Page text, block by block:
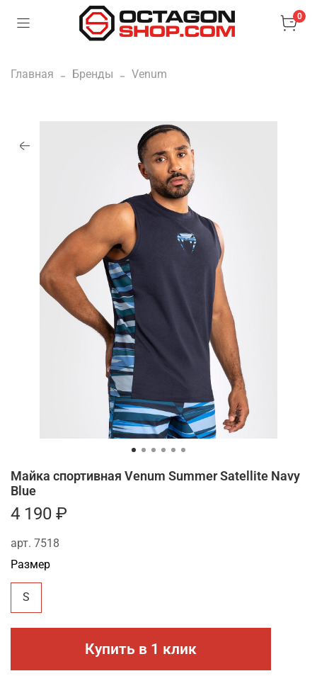
0
Главная Бренды Venum
арт. 7518
Майка спортивная Venum Summer Satellite Navy
Blue
4 190 ₽
Купить в 1 клик
Размер
S